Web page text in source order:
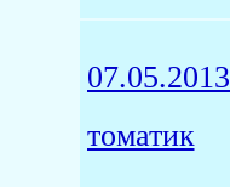
07.05.2013
томатик